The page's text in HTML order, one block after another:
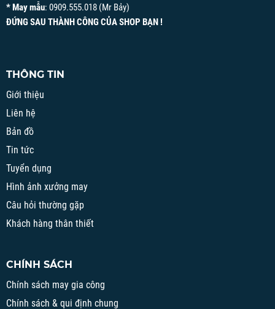
* May mẫu: 0909.555.018 (Mr Bảy)
ĐỨNG SAU THÀNH CÔNG CỦA SHOP BẠN !
THÔNG TIN
Giới thiệu
Liên hệ
Bản đồ
Tin tức
Tuyển dụng
Hình ảnh xưởng may
Câu hỏi thường gặp
Khách hàng thân thiết
CHÍNH SÁCH
Chính sách may gia công
Chính sách & qui định chung